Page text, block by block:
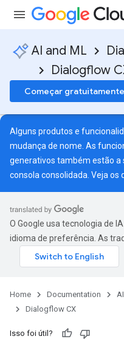
AI and ML
Dialogflow
Começar gratuitamente
Alguns produtos e
mudança de nome. As
generativos também estão a
consola consolidada. Veja os
O Google usa tecnologia de
idioma de preferência. As
Home Documentation
Dialogflow CX
Isso foi útil?